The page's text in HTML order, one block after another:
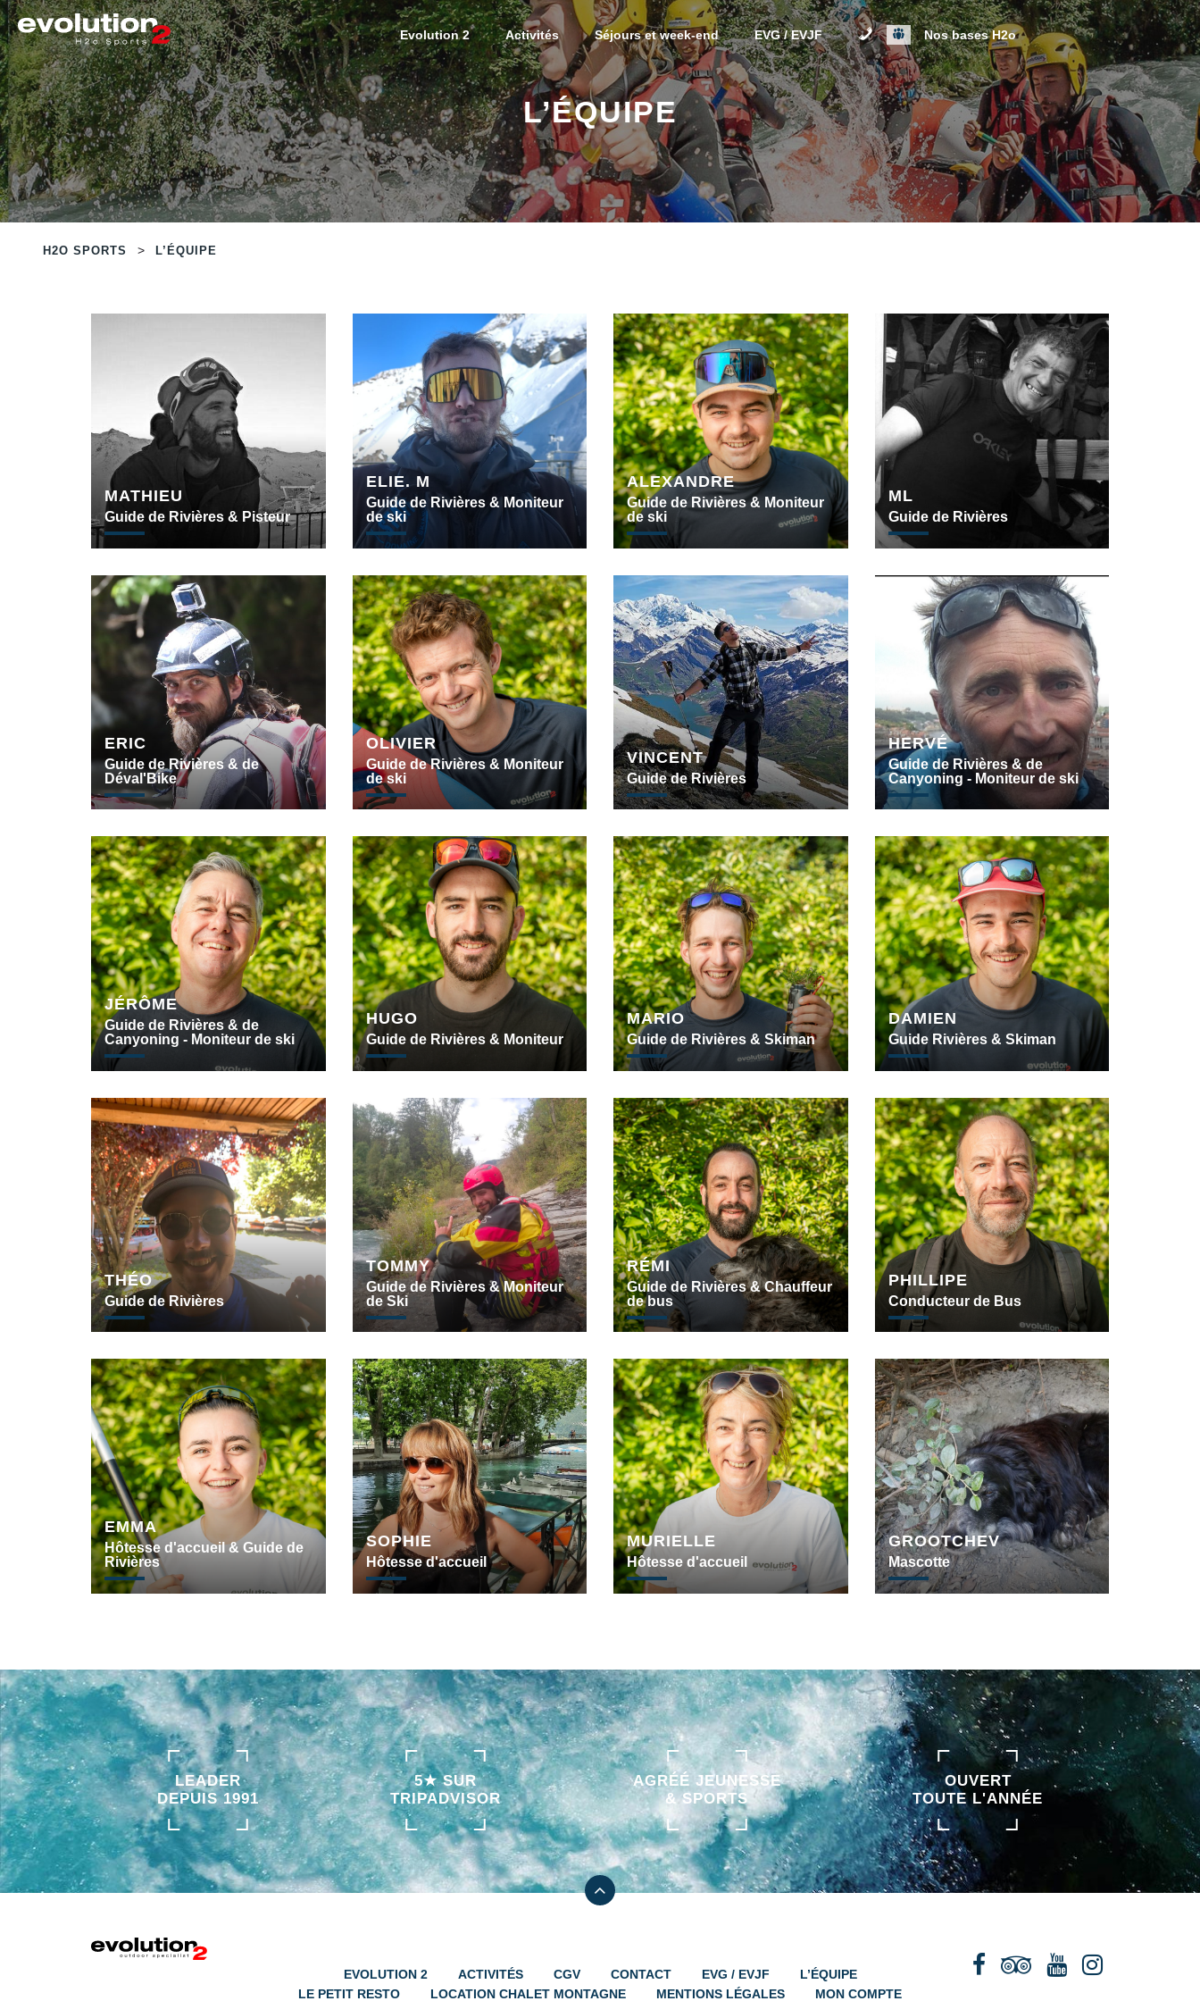
Evolution 2 Activités Séjours et week-end
EVG / EVJF
Activités EVG / EVJF
Week ends EVG / EVJF
ContactL’Équipe
Nos bases H2o
Base de Rafting de Landry
Base de Bozel
Peisey Vallandry
Paintball
L’ÉQUIPE
H2O SPORTS > L’ÉQUIPE
MATHIEU
Guide de Rivières & Pisteur
ELIE. M
Guide de Rivières & Moniteur
de ski
ALEXANDRE
Guide de Rivières & Moniteur
de ski
ML
Guide de Rivières
ERIC
Guide de Rivières & de
Déval'Bike
OLIVIER
Guide de Rivières & Moniteur
de ski
VINCENT
Guide de Rivières
HERVÉ
Guide de Rivières & de
Canyoning - Moniteur de ski
JÉRÔME
Guide de Rivières & de
Canyoning - Moniteur de ski
HUGO
Guide de Rivières & Moniteur
MARIO
Guide de Rivières & Skiman
DAMIEN
Guide Rivières & Skiman
THÉO
Guide de Rivières
TOMMY
Guide de Rivières & Moniteur
de Ski
RÉMI
Guide de Rivières & Chauffeur
de bus
PHILLIPE
Conducteur de Bus
EMMA
Hôtesse d'accueil & Guide de
Rivières
SOPHIE
Hôtesse d'accueil
MURIELLE
Hôtesse d'accueil
GROOTCHEV
Mascotte
LEADER
DEPUIS 1991
5★ SUR
TRIPADVISOR
AGRÉÉ JEUNESSE
& SPORTS
OUVERT
TOUTE L'ANNÉE
EVOLUTION 2 ACTIVITÉS CGV CONTACT EVG / EVJF
L’ÉQUIPE
LE PETIT RESTO
LOCATION CHALET MONTAGNE MENTIONS LÉGALES MON COMPTE